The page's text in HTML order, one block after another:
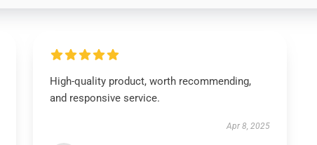
High-quality product, worth recommending,
and responsive service.
Apr 8, 2025